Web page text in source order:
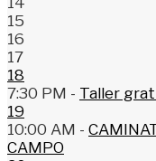
15
16
17
18
7:30 PM - Taller
19
10:00 AM -
CAMPO